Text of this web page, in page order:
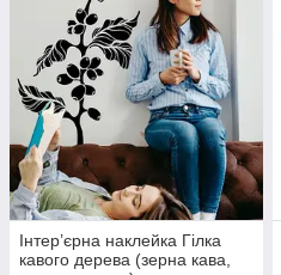
Інтер’єрна наклейка Гілка
кавого дерева (зерна кава,